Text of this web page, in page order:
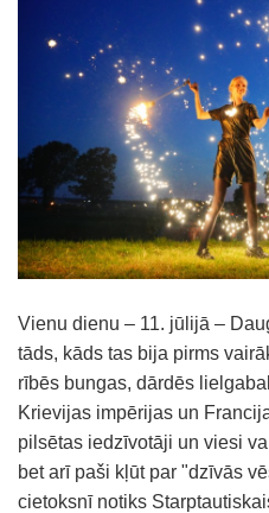
Vienu dienu – 11. jūlijā –
tāds, kāds tas bija pirms
rībēs bungas, dārdēs
Krievijas impērijas un
pilsētas iedzīvotāji un viesi
bet arī paši kļūt par "dzīvās
cietoksnī notiks